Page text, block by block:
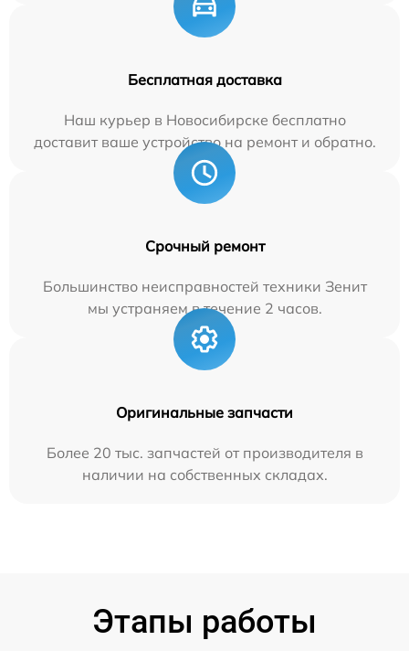
Бесплатная доставка
Наш курьер в Новосибирске бесплатно
доставит ваше устройство на ремонт и обратно.
Срочный ремонт
Большинство неисправностей техники Зенит
мы устраняем в течение 2 часов.
Оригинальные запчасти
Более 20 тыс. запчастей от производителя в
наличии на собственных складах.
Этапы работы